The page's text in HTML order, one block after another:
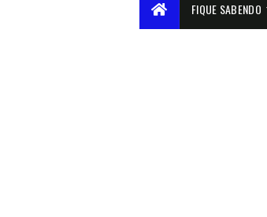
FIQUE SABENDO